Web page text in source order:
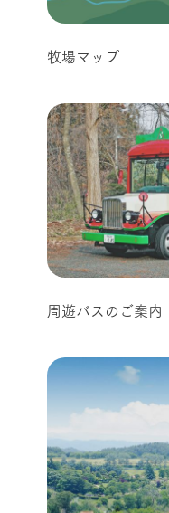
牧場マップ
周遊バスのご案内